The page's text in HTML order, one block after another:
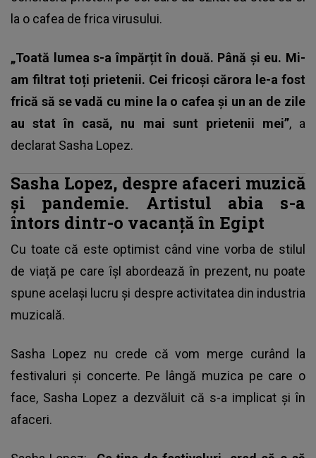
la o cafea de frica virusului.
„Toată lumea s-a împărțit în două. Până și eu. Mi-
am filtrat toți prietenii. Cei fricoși cărora le-a fost
frică să se vadă cu mine la o cafea și un an de zile
au stat în casă, nu mai sunt prietenii mei”, a
declarat Sasha Lopez.
Sasha Lopez, despre afaceri muzică
și pandemie. Artistul abia s-a
întors dintr-o vacanță în Egipt
Cu toate că este optimist când vine vorba de stilul
de viață pe care îșl abordează în prezent, nu poate
spune același lucru și despre activitatea din industria
muzicală.
Sasha Lopez nu crede că vom merge curând la
festivaluri și concerte. Pe lângă muzica pe care o
face, Sasha Lopez a dezvăluit că s-a implicat și în
afaceri.